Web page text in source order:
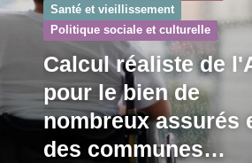
Santé et vieillissement
Politique sociale et culturelle
Calcul réaliste de
pour le bien de
nombreux assurés
des communes